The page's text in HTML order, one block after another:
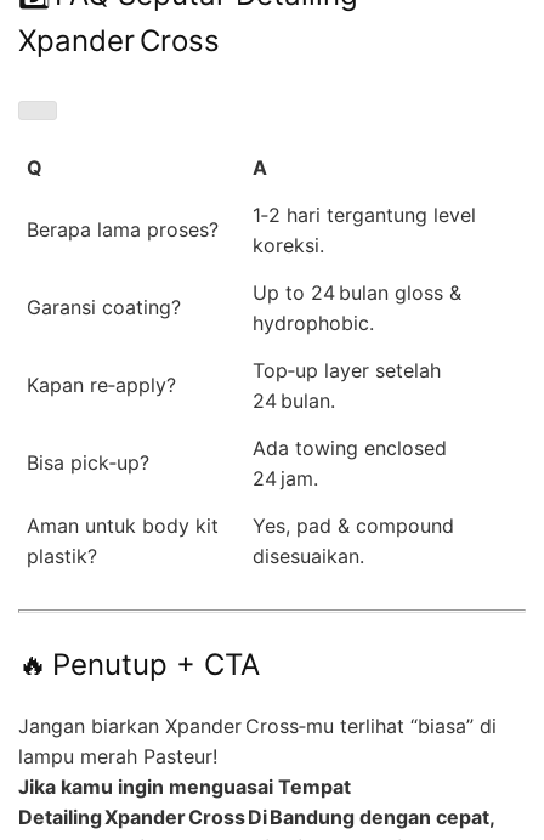
Xpander Cross
Q A
Berapa lama proses?
1‑2 hari tergantung level
koreksi.
Garansi coating?
Up to 24 bulan gloss &
hydrophobic.
Kapan re‑apply?
Top‑up layer setelah
24 bulan.
Bisa pick‑up?
Ada towing enclosed
24 jam.
Aman untuk body kit
plastik?
Yes, pad & compound
disesuaikan.
🔥 Penutup + CTA
Jangan biarkan Xpander Cross‑mu terlihat “biasa” di
lampu merah Pasteur!
Jika kamu ingin menguasai Tempat
Detailing Xpander Cross Di Bandung dengan cepat,